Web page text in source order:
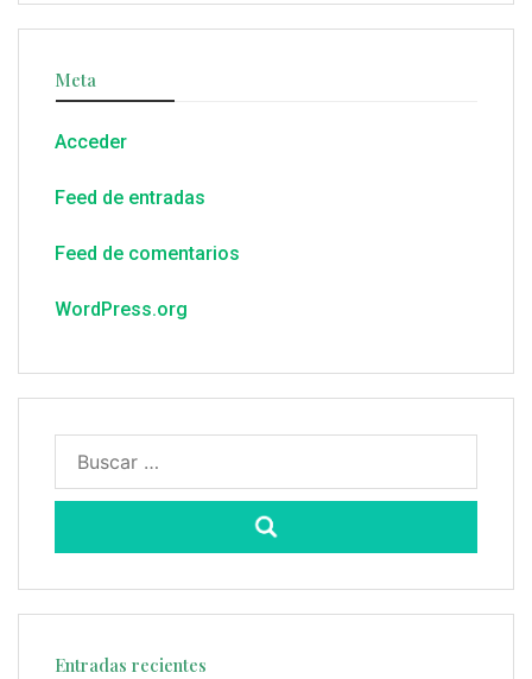
Meta
Acceder
Feed de entradas
Feed de comentarios
WordPress.org
Buscar:
Entradas recientes